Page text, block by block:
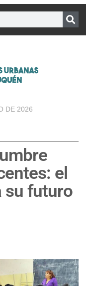
DE 2026
el
su futuro